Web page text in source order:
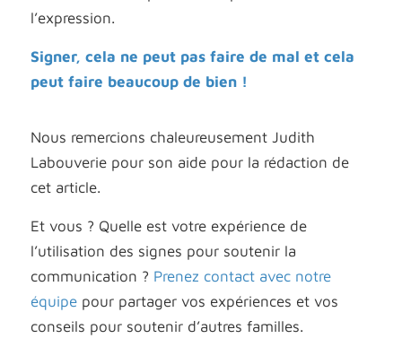
l’expression.
Signer, cela ne peut pas faire de mal et cela
peut faire beaucoup de bien !
Nous remercions chaleureusement Judith
Labouverie pour son aide pour la rédaction de
cet article.
Et vous ? Quelle est votre expérience de
l’utilisation des signes pour soutenir la
communication ? Prenez contact avec notre
équipepour partager vos expériences et vos
conseils pour soutenir d’autres familles.